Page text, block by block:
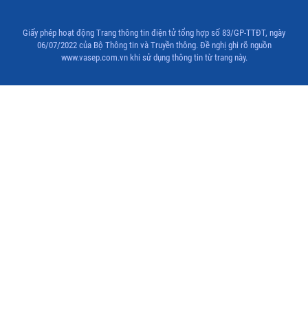
Giấy phép hoạt động Trang thông tin điện tử tổng hợp số 83/GP-TTĐT, ngày
06/07/2022 của Bộ Thông tin và Truyền thông. Đề nghị ghi rõ nguồn
www.vasep.com.vn khi sử dụng thông tin từ trang này.